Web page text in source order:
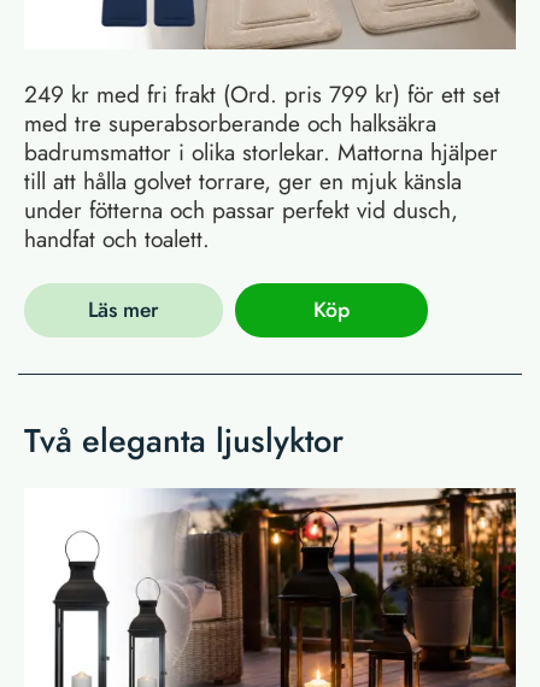
249 kr med fri frakt (Ord. pris 799 kr) för ett set
med tre superabsorberande och halksäkra
badrumsmattor i olika storlekar. Mattorna hjälper
till att hålla golvet torrare, ger en mjuk känsla
under fötterna och passar perfekt vid dusch,
handfat och toalett.
Läs mer Köp
Två eleganta ljuslyktor